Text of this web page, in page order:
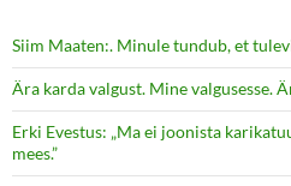
Siim Maaten:. Minule tundub, et
Ära karda valgust. Mine valgusesse.
Erki Evestus: „Ma ei joonista
mees.”